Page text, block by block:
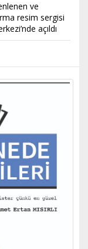
ve
resim sergisi
açıldı